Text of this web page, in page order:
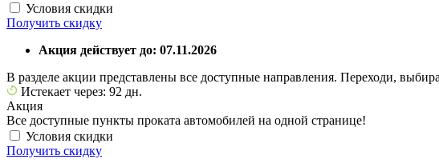
Условия скидки
Получить скидку
Акция действует до: 07.11.2026
В разделе акции представлены все доступные направления. Переходи,
Истекает через: 92 дн.
Акция
Все доступные пункты проката автомобилей на одной странице!
Условия скидки
Получить скидку